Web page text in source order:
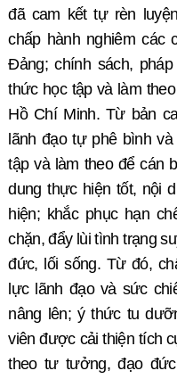
đã cam kết tự rèn
chấp hành nghiêm các
Đảng; chính sách,
thức học tập và làm
Hồ Chí Minh. Từ bản
lãnh đạo tự phê bình
tập và làm theo để cán
dung thực hiện tốt, nội
hiện; khắc phục hạn
chặn, đẩy lùi tình trạng
đức, lối sống. Từ đó,
lực lãnh đạo và sức
nâng lên; ý thức tu
viên được cải thiện tích
theo tư tưởng, đạo